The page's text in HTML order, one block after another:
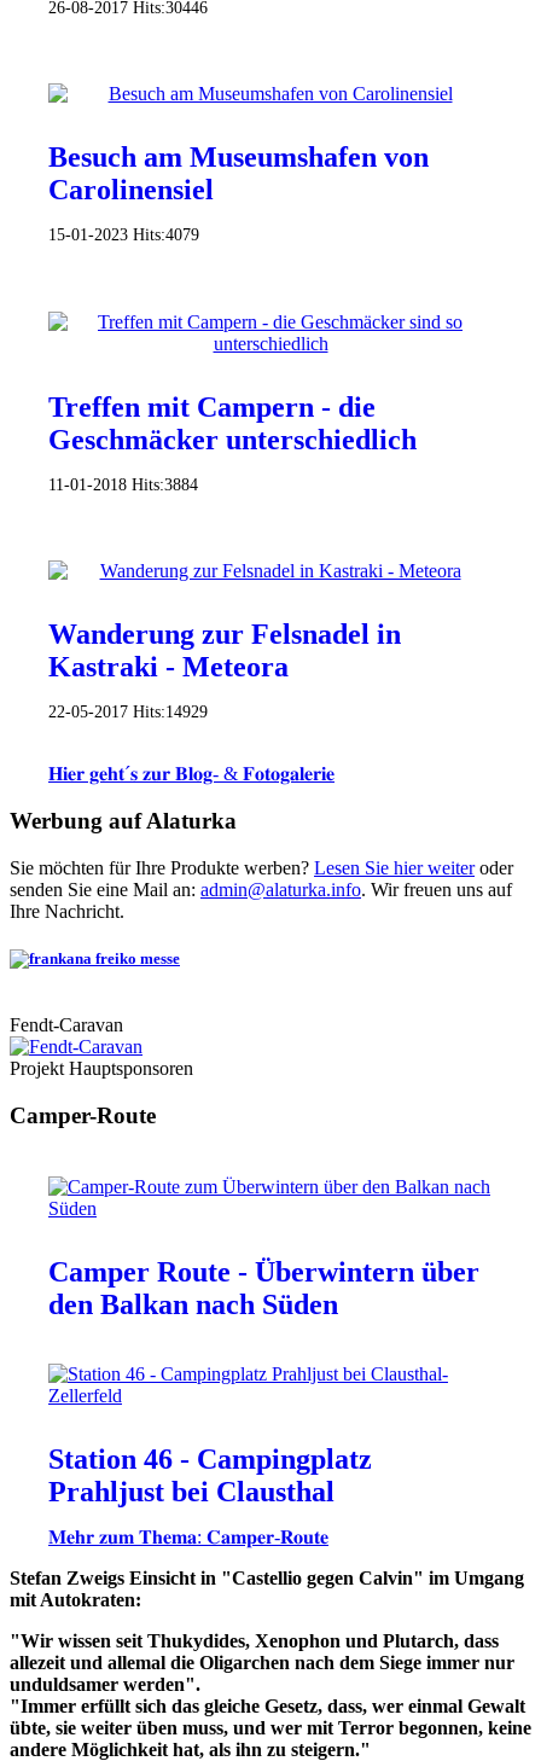
26-08-2017 Hits:30446
Besuch am Museumshafen von
Carolinensiel
15-01-2023 Hits:4079
Treffen mit Campern - die
Geschmäcker unterschiedlich
11-01-2018 Hits:3884
Wanderung zur Felsnadel in
Kastraki - Meteora
22-05-2017 Hits:14929
𝐇𝐢𝐞𝐫 𝐠𝐞𝐡𝐭´𝐬 𝐳𝐮𝐫 𝐁𝐥𝐨𝐠- & 𝐅𝐨𝐭𝐨𝐠𝐚𝐥𝐞𝐫𝐢𝐞
Werbung auf Alaturka
Sie möchten für Ihre Produkte werben? Lesen Sie hier weiteroder
senden Sie eine Mail an: admin@alaturka.info. Wir freuen uns auf
Ihre Nachricht.
Fendt-Caravan
Projekt Hauptsponsoren
Camper-Route
Camper Route - Überwintern über
den Balkan nach Süden
Station 46 - Campingplatz
Prahljust bei Clausthal
𝐌𝐞𝐡𝐫 𝐳𝐮𝐦 𝐓𝐡𝐞𝐦𝐚: 𝐂𝐚𝐦𝐩𝐞𝐫-𝐑𝐨𝐮𝐭𝐞
Stefan Zweigs Einsicht in "Castellio gegen Calvin" im Umgang
mit Autokraten:
"Wir wissen seit Thukydides, Xenophon und Plutarch, dass
allezeit und allemal die Oligarchen nach dem Siege immer nur
unduldsamer werden".
"Immer erfüllt sich das gleiche Gesetz, dass, wer einmal Gewalt
übte, sie weiter üben muss, und wer mit Terror begonnen, keine
andere Möglichkeit hat, als ihn zu steigern."